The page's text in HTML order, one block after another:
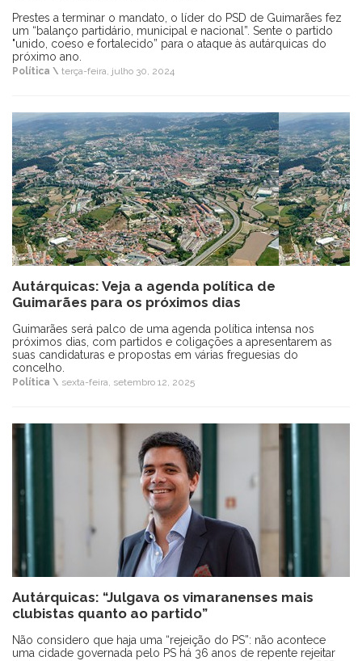
Prestes a terminar o mandato, o líder do PSD de Guimarães fez
um “balanço partidário, municipal e nacional”. Sente o partido
"unido, coeso e fortalecido” para o ataque às autárquicas do
próximo ano.
Política \ terça-feira, julho 30, 2024
Autárquicas: Veja a agenda política de
Guimarães para os próximos dias
Guimarães será palco de uma agenda política intensa nos
próximos dias, com partidos e coligações a apresentarem as
suas candidaturas e propostas em várias freguesias do
concelho.
Política \ sexta-feira, setembro 12, 2025
Autárquicas: “Julgava os vimaranenses mais
clubistas quanto ao partido”
Não considero que haja uma “rejeição do PS”: não acontece
uma cidade governada pelo PS há 36 anos de repente rejeitar